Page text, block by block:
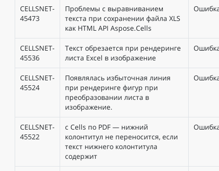
CELLSNET-
45473
Проблемы с выравниванием
текста при сохранении файла XLS
как HTML API Aspose.Cells
CELLSNET-
45536
Текст обрезается при рендеринге
листа Excel в изображение
CELLSNET-
45524
Появлялась избыточная линия
при рендеринге фигур при
преобразовании листа в
изображение.
CELLSNET-
45522
с Cells по PDF — нижний
колонтитул не переносится, если
текст нижнего колонтитула
содержит